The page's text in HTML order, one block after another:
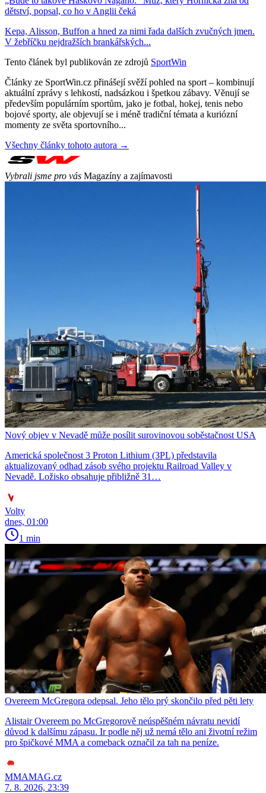
dětství, popsal, co ho v Anglii čeká
Kepa, Alisson, Buffon a hned za nimi řada dalších zvučných jmen.
V žebříčku nejdražších brankářských...
Tento článek byl publikován ze zdrojů SportWin
Články ze SportWin.cz přinášejí svěží pohled na sport – kombinují
aktuální zprávy s lehkostí, nadsázkou i špetkou zábavy. Věnují se
především populárním sportům, jako je fotbal, hokej, tenis nebo
bojové sporty, ale objevují se i méně tradiční témata a kuriózní
momenty ze světa sportovního...
Všechny články tohoto autora →
Vybrali jsme pro vás Magazíny a zajímavosti
Nový objev v Nevadě může posílit surovinovou soběstačnost USA
Americká společnost 3 Proton Lithium (3PL) představila
aktualizovaný odhad zásob svého projektu Railroad Valley v
Nevadě. Ložisko obsahuje přibližně 31…
Volty
dnes, 01:00
1 min
Overeem McGregora odepsal. Jeho tělo prý skončilo před pěti lety
Alistair Overeem po McGregorově neúspěšném návratu nevidí
důvod k dalšímu zápasu. Ir podle něj už nemá tělo ani životní režim
pro špičkové MMA a comeback označil za tah na peníze.
MMAMAG.cz
7. 8. 2026, 23:39